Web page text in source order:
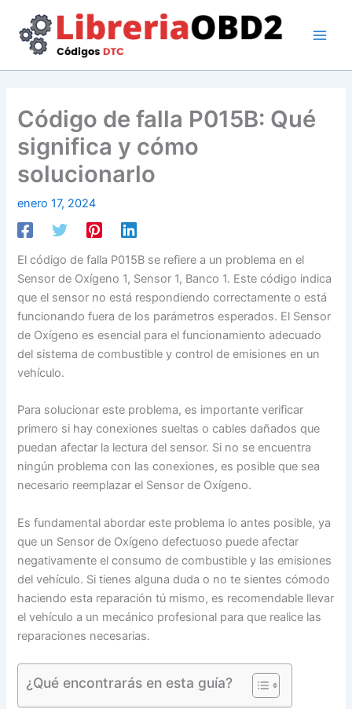
contenido
Código de falla P015B: Qué
significa y cómo
solucionarlo
enero 17, 2024
El código de falla P015B se refiere a un problema en el
Sensor de Oxígeno 1, Sensor 1, Banco 1. Este código indica
que el sensor no está respondiendo correctamente o está
funcionando fuera de los parámetros esperados. El Sensor
de Oxígeno es esencial para el funcionamiento adecuado
del sistema de combustible y control de emisiones en un
vehículo.
Para solucionar este problema, es importante verificar
primero si hay conexiones sueltas o cables dañados que
puedan afectar la lectura del sensor. Si no se encuentra
ningún problema con las conexiones, es posible que sea
necesario reemplazar el Sensor de Oxígeno.
Es fundamental abordar este problema lo antes posible, ya
que un Sensor de Oxígeno defectuoso puede afectar
negativamente el consumo de combustible y las emisiones
del vehículo. Si tienes alguna duda o no te sientes cómodo
haciendo esta reparación tú mismo, es recomendable llevar
el vehículo a un mecánico profesional para que realice las
reparaciones necesarias.
¿Qué encontrarás en esta guía?